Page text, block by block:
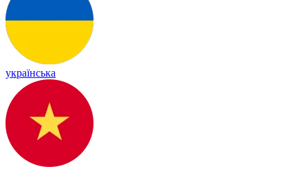
українська